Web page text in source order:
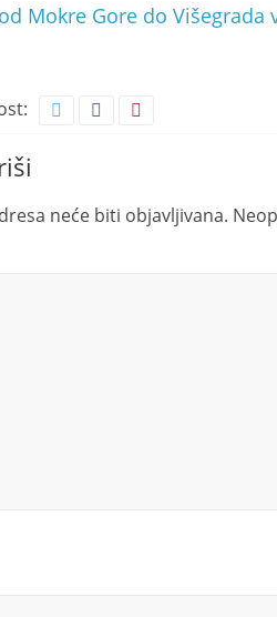
Mokre Gore do Višegrada
neće biti objavljivana.